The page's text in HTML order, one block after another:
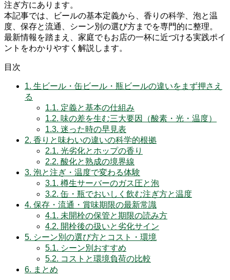
注ぎ方にあります。
本記事では、ビールの基本定義から、香りの科学、泡と温
度、保存と流通、シーン別の選び方までを専門的に整理。
最新情報を踏まえ、家庭でもお店の一杯に近づける実践ポイ
ントをわかりやすく解説します。
目次
1. 生ビール・缶ビール・瓶ビールの違いをまず押さえ
る
1.1. 定義と基本の仕組み
1.2. 味の差を生む三大要因（酸素・光・温度）
1.3. 迷った時の早見表
2. 香りと味わいの違いの科学的根拠
2.1. 光劣化とホップの香り
2.2. 酸化と熟成の境界線
3. 泡と注ぎ・温度で変わる体験
3.1. 樽生サーバーのガス圧と泡
3.2. 缶・瓶でおいしく飲む注ぎ方と温度
4. 保存・流通・賞味期限の最新常識
4.1. 未開栓の保管と期限の読み方
4.2. 開栓後の扱いと劣化サイン
5. シーン別の選び方とコスト・環境
5.1. シーン別おすすめ
5.2. コストと環境負荷の比較
6. まとめ